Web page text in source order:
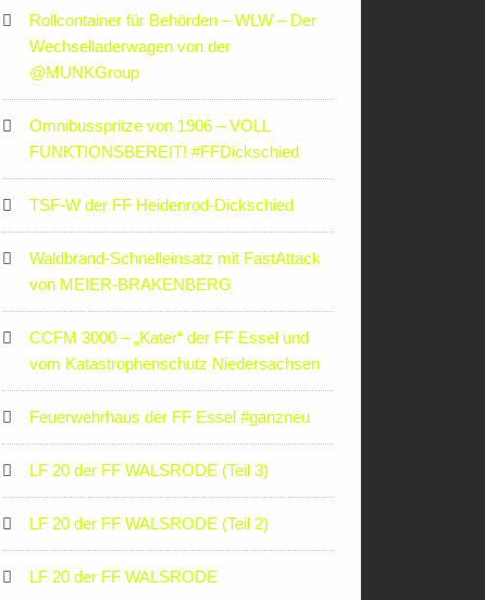
Rollcontainer für Behörden – WLW – Der
Wechselladerwagen von der
‪@MUNKGroup‬
Omnibusspritze von 1906 – VOLL
FUNKTIONSBEREIT! #FFDickschied
TSF-W der FF Heidenrod-Dickschied
Waldbrand-Schnelleinsatz mit FastAttack
von MEIER-BRAKENBERG
CCFM 3000 – „Kater“ der FF Essel und
vom Katastrophenschutz Niedersachsen
Feuerwehrhaus der FF Essel #ganzneu
LF 20 der FF WALSRODE (Teil 3)
LF 20 der FF WALSRODE (Teil 2)
LF 20 der FF WALSRODE